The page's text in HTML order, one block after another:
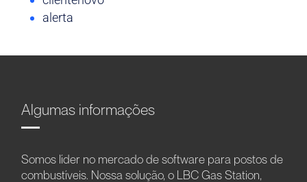
alerta
Algumas informações
Somos líder no mercado de software para postos de
combustíveis. Nossa solução, o LBC Gas Station,